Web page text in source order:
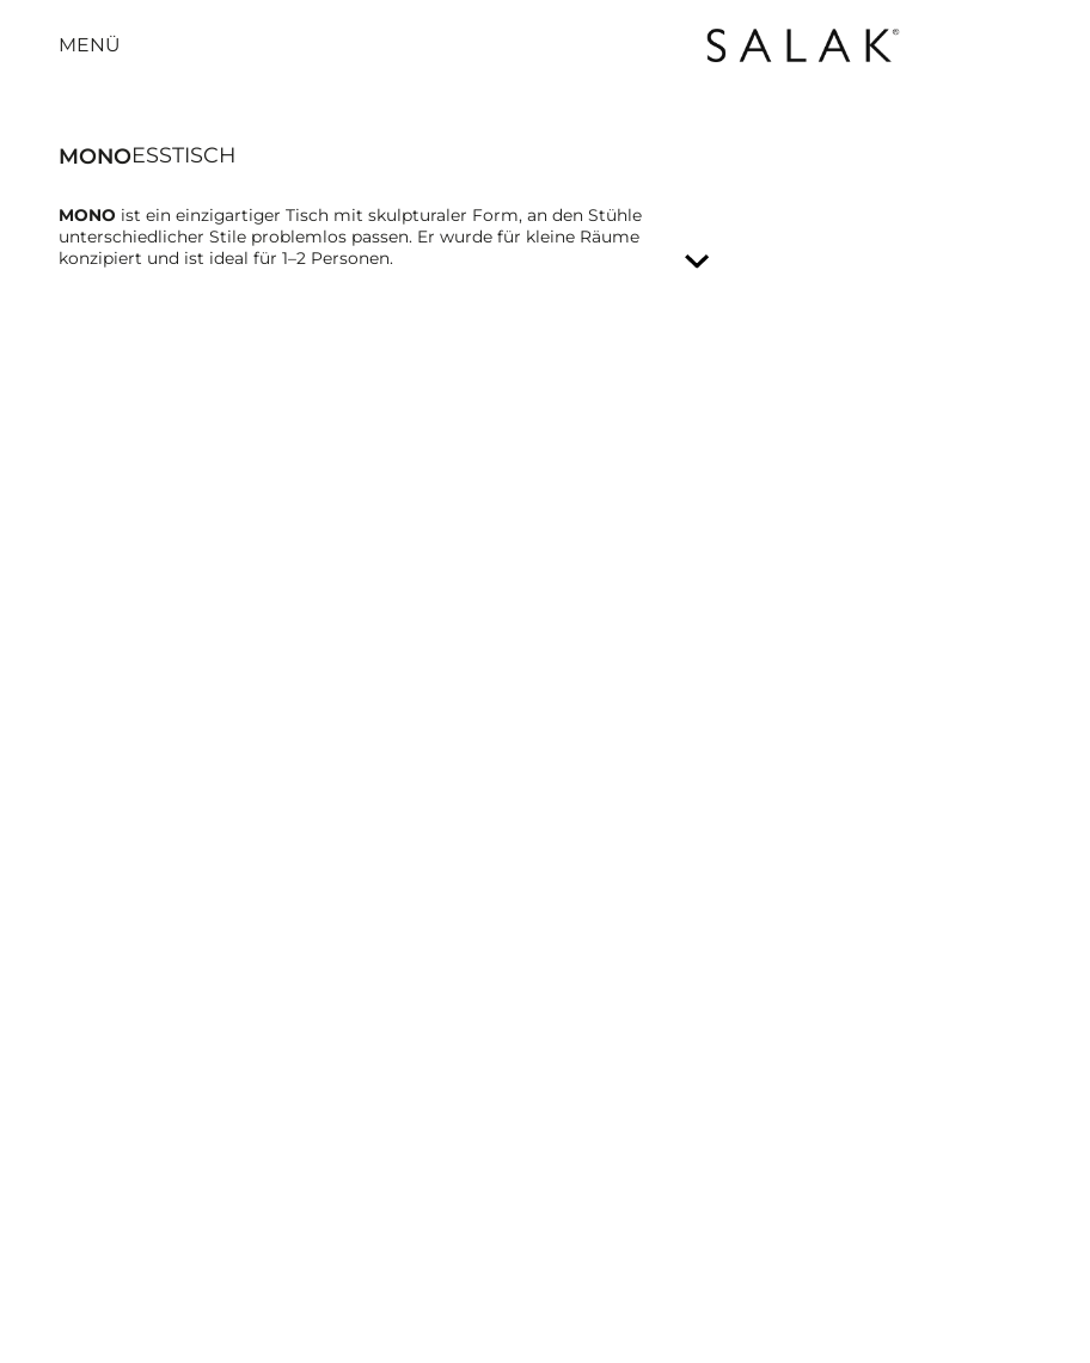
MENÜ
MONOESSTISCH
MONO ist ein einzigartiger Tisch mit skulpturaler Form, an den Stühle
unterschiedlicher Stile problemlos passen. Er wurde für kleine Räume
konzipiert und ist ideal für 1–2 Personen.